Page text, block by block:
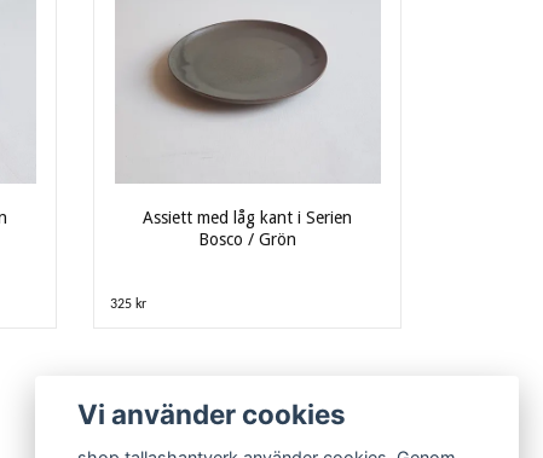
Assiett med låg kant i Serien
Bosco / Grön
325 kr
Vi använder cookies